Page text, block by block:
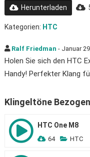
Herunterladen
Kategorien: HTC
Ralf Friedman - Januar
Holen Sie sich den HTC
Handy! Perfekter Klang
Klingeltöne Bezogen
HTC One M8
64 HTC